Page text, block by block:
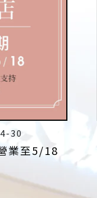
30
業至5/18